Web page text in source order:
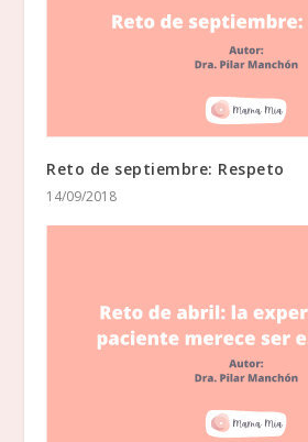
Reto de septiembre: Respeto
14/09/2018